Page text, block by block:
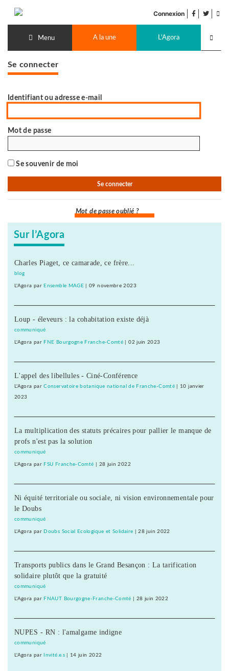
contenu
Connexion facebook
twitter
Menu A la une L'Agora
Se connecter
Identifiant ou adresse e-mail
Mot de passe
Se souvenir de moi
Mot de passe oublié ?
Sur l’Agora
Charles Piaget, ce camarade, ce frère...
blog
L'Agora par Ensemble MAGE |09 novembre 2023
Loup - éleveurs : la cohabitation existe déjà
communiqué
L'Agora par FNE Bourgogne Franche-Comté |02 juin 2023
L'appel des libellules - Ciné-Conférence
L'Agora parConservatoire botanique national de Franche-Comté| 10 janvier
2023
La multiplication des statuts précaires pour pallier le manque de
profs n'est pas la solution
communiqué
L'Agora par FSU Franche-Comté 28 juin 2022
Ni équité territoriale ou sociale, ni vision environnementale pour
le Doubs
communiqué
L'Agora par Doubs Social Ecologique et Solidaire |28 juin 2022
Transports publics dans le Grand Besançon : La tarification
solidaire plutôt que la gratuité
communiqué
L'Agora par FNAUT Bourgogne-Franche-Comté 28 juin 2022
NUPES - RN : l'amalgame indigne
communiqué
L'Agora par Invité.e.s| 14 juin 2022